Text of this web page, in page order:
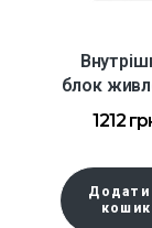
блок
PSU25-
1212
Додати
кошик